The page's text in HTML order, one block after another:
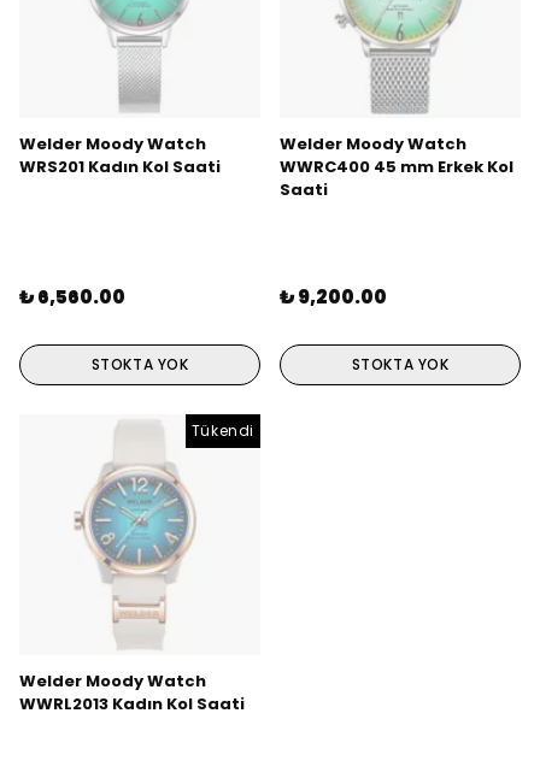
Welder Moody Watch
WRS201 Kadın Kol Saati
₺ 6,560.00
STOKTA YOK
Welder Moody Watch
WWRC400 45 mm Erkek Kol
Saati
₺ 9,200.00
STOKTA YOK
Tükendi
Welder Moody Watch
WWRL2013 Kadın Kol Saati